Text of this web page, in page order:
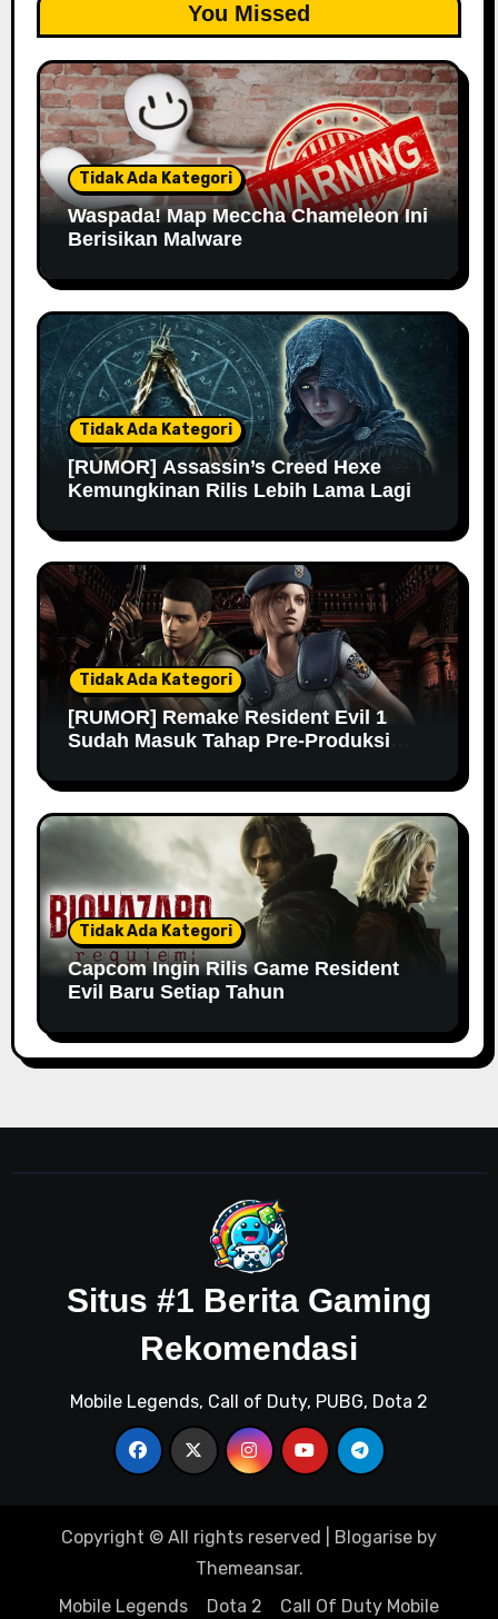
You Missed
Tidak Ada Kategori
Waspada! Map Meccha Chameleon Ini
Berisikan Malware
Tidak Ada Kategori
[RUMOR] Assassin’s Creed Hexe
Kemungkinan Rilis Lebih Lama Lagi
Tidak Ada Kategori
[RUMOR] Remake Resident Evil 1
Sudah Masuk Tahap Pre-Produksi
Tidak Ada Kategori
Capcom Ingin Rilis Game Resident
Evil Baru Setiap Tahun
Situs #1 Berita Gaming
Rekomendasi
Mobile Legends, Call of Duty, PUBG, Dota 2
Copyright © All rights reserved Blogarise by
Themeansar.
Mobile Legends
Dota 2 Call Of Duty Mobile